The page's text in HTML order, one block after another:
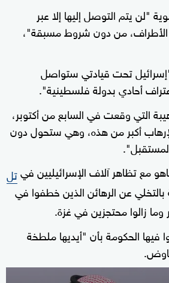
"لن يتم التوصل إليها إلا عبر
من دون شروط مسبقة"،
تحت قيادتي ستواصل
أحادي بدولة فلسطينية".
التي وقعت في السابع من أكتوبر،
أكبر من هذه، وهي ستحول دون
مع تظاهر آلاف الإسرائيليين فيتل
عن الرهائن الذين خطفوا في
زالوا محتجزين في غزة.
الحكومة بأن "أيديها ملطخة